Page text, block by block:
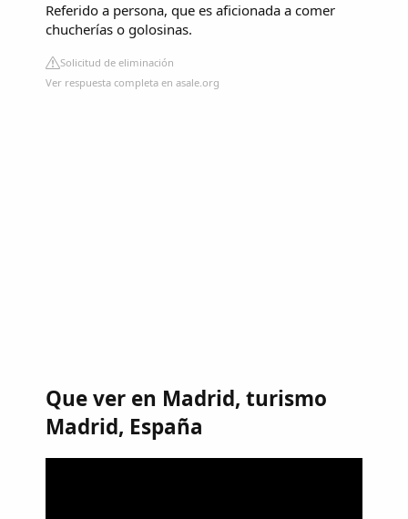
Referido a persona, que es aficionada a comer
chucherías o golosinas.
Solicitud de eliminación
Ver respuesta completa en asale.org
Que ver en Madrid, turismo
Madrid, España